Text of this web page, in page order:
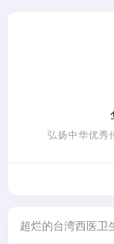
弘扬中华优秀
超烂的台湾西医卫